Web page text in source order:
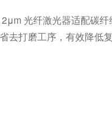
光纤激光器适配碳
去打磨工序，有效降低